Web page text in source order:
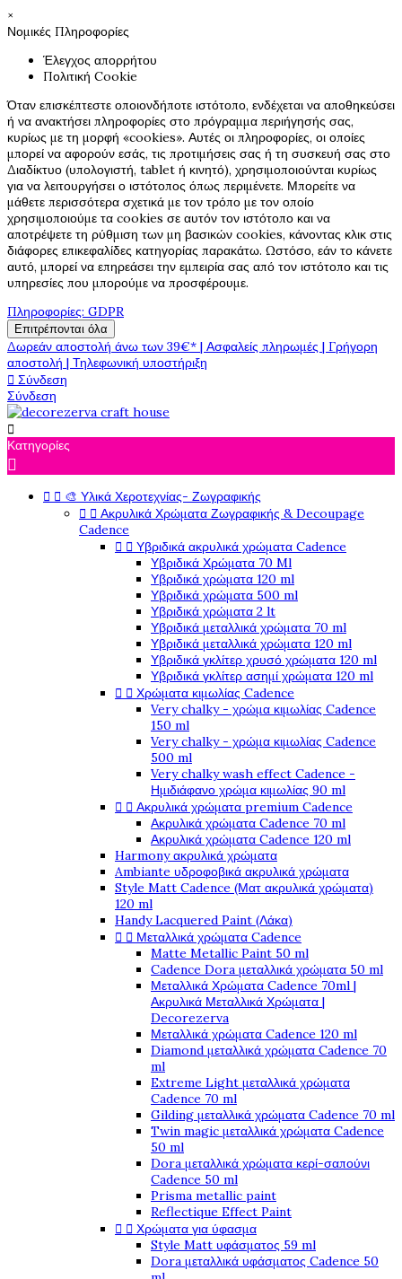
×
Νομικές Πληροφορίες
Έλεγχος απορρήτου
Πολιτική Cookie
Όταν επισκέπτεστε οποιονδήποτε ιστότοπο, ενδέχεται να αποθηκεύσει
ή να ανακτήσει πληροφορίες στο πρόγραμμα περιήγησής σας,
κυρίως με τη μορφή «cookies». Αυτές οι πληροφορίες, οι οποίες
μπορεί να αφορούν εσάς, τις προτιμήσεις σας ή τη συσκευή σας στο
Διαδίκτυο (υπολογιστή, tablet ή κινητό), χρησιμοποιούνται κυρίως
για να λειτουργήσει ο ιστότοπος όπως περιμένετε. Μπορείτε να
μάθετε περισσότερα σχετικά με τον τρόπο με τον οποίο
χρησιμοποιούμε τα cookies σε αυτόν τον ιστότοπο και να
αποτρέψετε τη ρύθμιση των μη βασικών cookies, κάνοντας κλικ στις
διάφορες επικεφαλίδες κατηγορίας παρακάτω. Ωστόσο, εάν το κάνετε
αυτό, μπορεί να επηρεάσει την εμπειρία σας από τον ιστότοπο και τις
υπηρεσίες που μπορούμε να προσφέρουμε.
Πληροφορίες: GDPR
Επιτρέπονται όλα
Δωρεάν αποστολή άνω των 39€* | Ασφαλείς πληρωμές | Γρήγορη
αποστολή | Τηλεφωνική υποστήριξη
 Σύνδεση
Σύνδεση

Κατηγορίες

  🎨 Υλικά Χεροτεχνίας- Ζωγραφικής
  Ακρυλικά Χρώματα Ζωγραφικής & Decoupage
Cadence
  Υβριδικά ακρυλικά χρώματα Cadence
Υβριδικά Χρώματα 70 Ml
Υβριδικά χρώματα 120 ml
Υβριδικά χρώματα 500 ml
Υβριδικά χρώματα 2 lt
Υβριδικά μεταλλικά χρώματα 70 ml
Υβριδικά μεταλλικά χρώματα 120 ml
Υβριδικά γκλίτερ χρυσό χρώματα 120 ml
Υβριδικά γκλίτερ ασημί χρώματα 120 ml
  Χρώματα κιμωλίας Cadence
Very chalky - χρώμα κιμωλίας Cadence
150 ml
Very chalky - χρώμα κιμωλίας Cadence
500 ml
Very chalky wash effect Cadence -
Ημιδιάφανο χρώμα κιμωλίας 90 ml
  Ακρυλικά χρώματα premium Cadence
Ακρυλικά χρώματα Cadence 70 ml
Ακρυλικά χρώματα Cadence 120 ml
Harmony ακρυλικά χρώματα
Ambiante υδροφοβικά ακρυλικά χρώματα
Style Matt Cadence (Ματ ακρυλικά χρώματα)
120 ml
Handy Lacquered Paint (Λάκα)
  Μεταλλικά χρώματα Cadence
Matte Metallic Paint 50 ml
Cadence Dora μεταλλικά χρώματα 50 ml
Μεταλλικά Χρώματα Cadence 70ml |
Ακρυλικά Μεταλλικά Χρώματα |
Decorezerva
Μεταλλικά χρώματα Cadence 120 ml
Diamond μεταλλικά χρώματα Cadence 70
ml
Extreme Light μεταλλικά χρώματα
Cadence 70 ml
Gilding μεταλλικά χρώματα Cadence 70 ml
Twin magic μεταλλικά χρώματα Cadence
50 ml
Dora μεταλλικά χρώματα κερί-σαπούνι
Cadence 50 ml
Prisma metallic paint
Reflectique Effect Paint
  Χρώματα για ύφασμα
Style Matt υφάσματος 59 ml
Dora μεταλλικά υφάσματος Cadence 50